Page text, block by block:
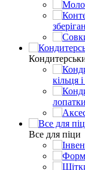
кільця
Все для піци